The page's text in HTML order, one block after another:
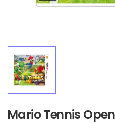
Mario Tennis Open